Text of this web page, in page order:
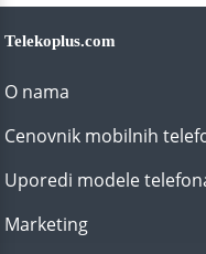
Telekoplus.com
O nama
Cenovnik mobilnih
Uporedi modele
Marketing